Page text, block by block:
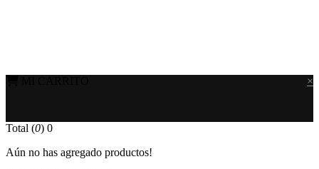
×
Total (0) 0
Aún no has agregado productos!